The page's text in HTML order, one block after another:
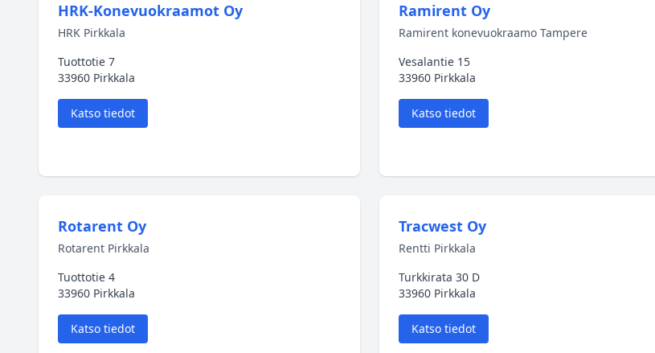
HRK-Konevuokraamot Oy
HRK Pirkkala
Tuottotie 7
33960 Pirkkala
Katso tiedot
Ramirent Oy
Ramirent konevuokraamo Tampere
Vesalantie 15
33960 Pirkkala
Katso tiedot
Rotarent Oy
Rotarent Pirkkala
Tuottotie 4
33960 Pirkkala
Katso tiedot
Tracwest Oy
Rentti Pirkkala
Turkkirata 30 D
33960 Pirkkala
Katso tiedot